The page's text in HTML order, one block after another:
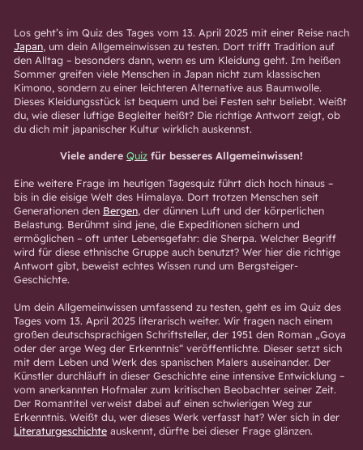
Los geht’s im Quiz des Tages vom 13. April 2025 mit einer Reise nach
Japan, um dein Allgemeinwissen zu testen. Dort trifft Tradition auf
den Alltag – besonders dann, wenn es um Kleidung geht. Im heißen
Sommer greifen viele Menschen in Japan nicht zum klassischen
Kimono, sondern zu einer leichteren Alternative aus Baumwolle.
Dieses Kleidungsstück ist bequem und bei Festen sehr beliebt. Weißt
du, wie dieser luftige Begleiter heißt? Die richtige Antwort zeigt, ob
du dich mit japanischer Kultur wirklich auskennst.
Viele andere Quiz für besseres Allgemeinwissen!
Eine weitere Frage im heutigen Tagesquiz führt dich hoch hinaus –
bis in die eisige Welt des Himalaya. Dort trotzen Menschen seit
Generationen den Bergen, der dünnen Luft und der körperlichen
Belastung. Berühmt sind jene, die Expeditionen sichern und
ermöglichen – oft unter Lebensgefahr: die Sherpa. Welcher Begriff
wird für diese ethnische Gruppe auch benutzt? Wer hier die richtige
Antwort gibt, beweist echtes Wissen rund um Bergsteiger-
Geschichte.
Um dein Allgemeinwissen umfassend zu testen, geht es im Quiz des
Tages vom 13. April 2025 literarisch weiter. Wir fragen nach einem
großen deutschsprachigen Schriftsteller, der 1951 den Roman „Goya
oder der arge Weg der Erkenntnis“ veröffentlichte. Dieser setzt sich
mit dem Leben und Werk des spanischen Malers auseinander. Der
Künstler durchläuft in dieser Geschichte eine intensive Entwicklung –
vom anerkannten Hofmaler zum kritischen Beobachter seiner Zeit.
Der Romantitel verweist dabei auf einen schwierigen Weg zur
Erkenntnis. Weißt du, wer dieses Werk verfasst hat? Wer sich in der
Literaturgeschichteauskennt, dürfte bei dieser Frage glänzen.